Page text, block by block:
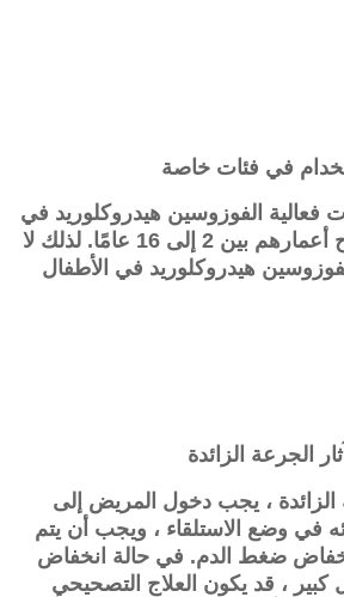
في فئات خاصة
فعالية الفوزوسين هيدروكلوريد في
الأطفال الذين تتراوح أعمارهم بين 2 إلى 16 عامًا. لذلك لا
هيدروكلوريد في الأطفال
آثار الجرعة الزائدة
، يجب دخول المريض إلى
في وضع الاستلقاء ، ويجب أن يتم
ضغط الدم. في حالة انخفاض
، قد يكون العلاج التصحيحي